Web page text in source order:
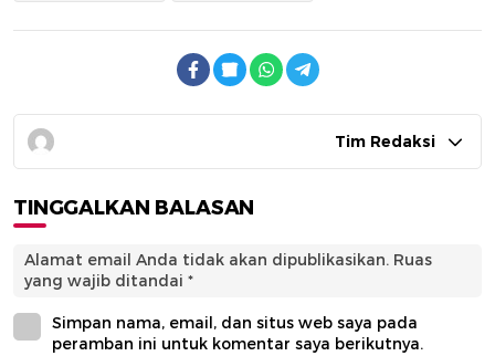
Tim Redaksi
TINGGALKAN BALASAN
Alamat email Anda tidak akan dipublikasikan. Ruas
yang wajib ditandai *
Simpan nama, email, dan situs web saya pada
peramban ini untuk komentar saya berikutnya.